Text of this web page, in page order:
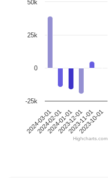
2024-03-01
2024-02-01
2024-01-01
2023-12-01
2023-11-01
2023-10-01
0
-25k
25k
50k
Highcharts.com